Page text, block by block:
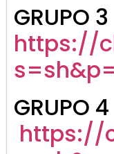
GRUPO
https://
GRUPO
https://